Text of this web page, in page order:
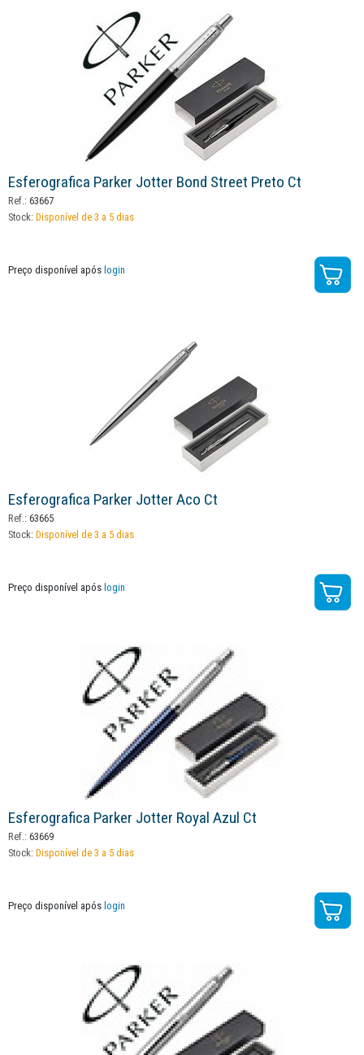
Esferografica Parker Jotter Bond Street Preto Ct
Ref.: 63667
Stock: Disponível de 3 a 5 dias
Preço disponível após login
Esferografica Parker Jotter Aco Ct
Ref.: 63665
Stock: Disponível de 3 a 5 dias
Preço disponível após login
Esferografica Parker Jotter Royal Azul Ct
Ref.: 63669
Stock: Disponível de 3 a 5 dias
Preço disponível após login